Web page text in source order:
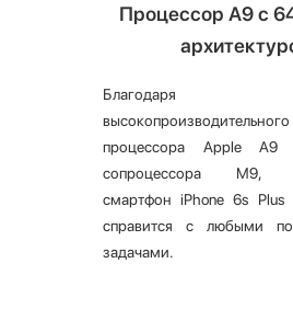
Процессор А9 с
Благодаря
процессора Apple
сопроцессора M9,
смартфон iPhone 6s Plus
справится с любыми
задачами.